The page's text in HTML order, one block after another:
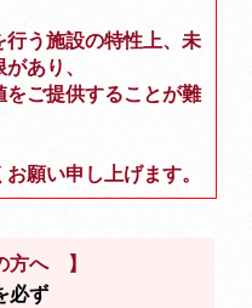
行う施設の特性上、未
あり、
ご提供することが難
願い申し上げます。
方へ 】
必ず